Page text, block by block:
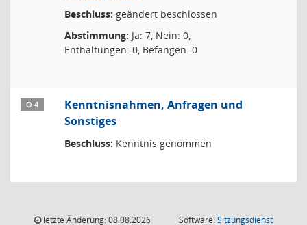
Beschluss: geändert beschlossen
Abstimmung: Ja: 7, Nein: 0,
Enthaltungen: 0, Befangen: 0
Ö 4
Kenntnisnahmen, Anfragen und
Sonstiges
Beschluss: Kenntnis genommen
letzte Änderung: 08.08.2026 Software:Sitzungsdienst